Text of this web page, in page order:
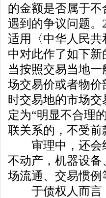
的金额是否属于
遇到的争议问题。
适用〈中华人民
中对此作了如下
当按照交易当地
场交易价或者物
时交易地的市场
定为“明显不合理
联关系的，不受
审理中，还会结
不动产，机器设
场流通、交易惯例
于债权人而言，